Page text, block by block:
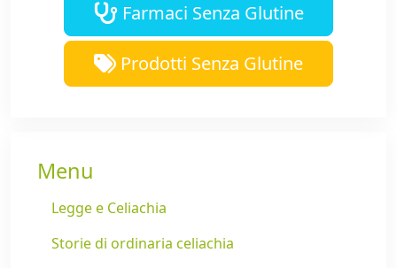
Farmaci Senza Glutine
Prodotti Senza Glutine
Menu
Legge e Celiachia
Storie di ordinaria celiachia